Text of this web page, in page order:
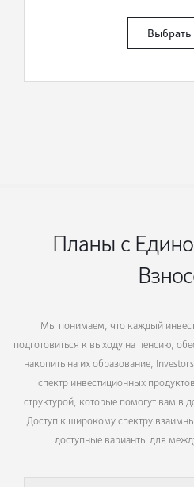
Выбрать
Планы с
Мы понимаем, что каждый
подготовиться к выходу на пенсию,
накопить на их образование,
спектр инвестиционных
структурой, которые помогут вам в
Доступ к широкому спектру
доступные варианты для